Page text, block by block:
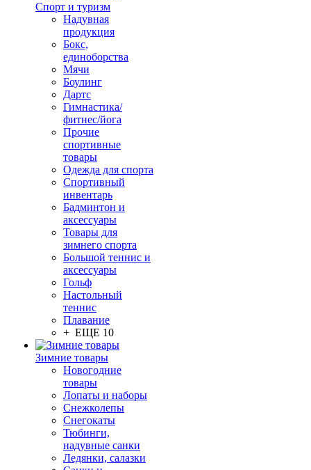
Спорт и туризм
Надувная
продукция
Бокс,
единоборства
Мячи
Боулинг
Дартс
Гимнастика/
фитнес/йога
Прочие
спортивные
товары
Одежда для спорта
Спортивный
инвентарь
Бадминтон и
аксессуары
Товары для
зимнего спорта
Большой теннис и
аксессуары
Гольф
Настольный
теннис
Плавание
+ ЕЩЕ 10
Зимние товары
Новогодние
товары
Лопаты и наборы
Снежколепы
Снегокаты
Тюбинги,
надувные санки
Ледянки, салазки